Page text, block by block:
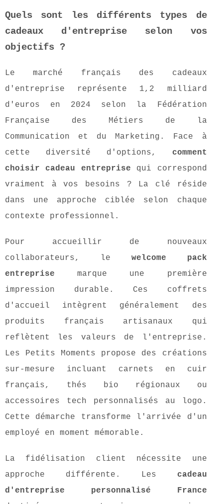
Quels sont les différents types de
cadeaux d'entreprise selon vos
objectifs ?
Le marché français des cadeaux
d'entreprise représente 1,2 milliard
d'euros en 2024 selon la Fédération
Française des Métiers de la
Communication et du Marketing. Face à
cette diversité d'options, comment
choisir cadeau entreprise qui correspond
vraiment à vos besoins ? La clé réside
dans une approche ciblée selon chaque
contexte professionnel.
Pour accueillir de nouveaux
collaborateurs, le welcome pack
entreprise marque une première
impression durable. Ces coffrets
d'accueil intègrent généralement des
produits français artisanaux qui
reflètent les valeurs de l'entreprise.
Les Petits Moments propose des créations
sur-mesure incluant carnets en cuir
français, thés bio régionaux ou
accessoires tech personnalisés au logo.
Cette démarche transforme l'arrivée d'un
employé en moment mémorable.
La fidélisation client nécessite une
approche différente. Les cadeau
d'entreprise personnalisé France